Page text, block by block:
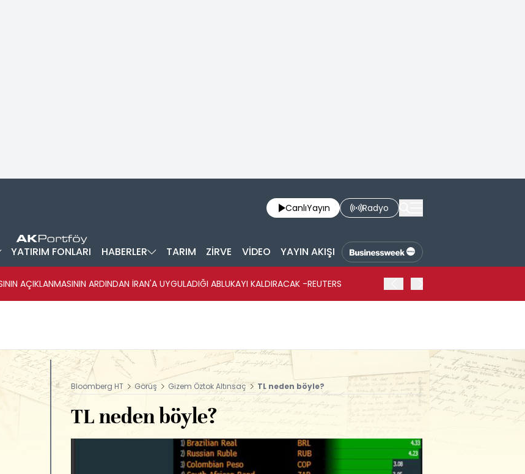
CanlıYayın Radyo
YATIRIM FONLARI HABERLER TARIM ZİRVE VİDEO YAYIN AKIŞI
AÇIKLANMASININ ARDINDAN İRAN'A UYGULADIĞI ABLUKAYI KALDIRACAK -REUTERS
Bloomberg HT Görüş Gizem Öztok Altınsaç TL neden böyle?
TL neden böyle?